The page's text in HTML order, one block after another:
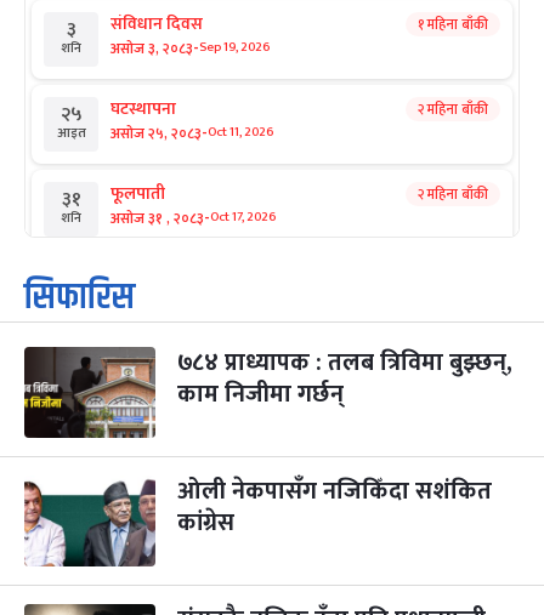
३
शनि
संविधान दिवस
असोज ३, २०८३-Sep 19, 2026
१ महिना बाँकी
२५
आइत
घटस्थापना
असोज २५, २०८३-Oct 11, 2026
२ महिना बाँकी
३१
शनि
फूलपाती
असोज ३१ , २०८३-Oct 17, 2026
२ महिना बाँकी
१
आइत
कार्तिक सङ्क्रान्ति
कार्तिक १, २०८३
३
मंगल
महानवमी
कार्तिक ३, २०८३-Oct 20, 2026
२ महिना बाँकी
४
कार्तिक ४, २०८३ Oct 21, 2026
५
बिहि
पापा‌ङ्कुशा एकादशी व्रत
कार्तिक ५, २०८३
सिफारिस
७८४ प्राध्यापक : तलब त्रिविमा बुझ्छन्,
काम निजीमा गर्छन्
ओली नेकपासँग नजिकिँदा सशंकित
कांग्रेस